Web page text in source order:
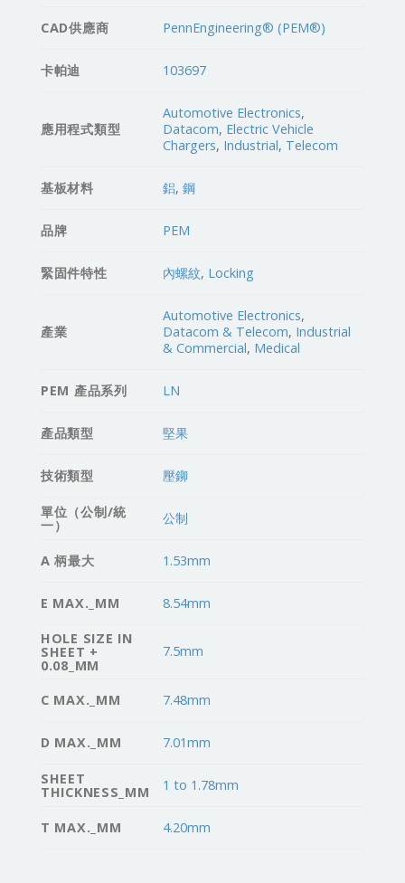
CAD供應商 PennEngineering® (PEM®)
卡帕迪 103697
應用程式類型
Automotive Electronics,
Datacom, Electric Vehicle
Chargers, Industrial, Telecom
基板材料 鋁,鋼
品牌 PEM
緊固件特性 內螺紋, Locking
產業
Automotive Electronics,
Datacom & Telecom, Industrial
& Commercial, Medical
PEM 產品系列 LN
產品類型 堅果
技術類型 壓鉚
單位（公制/統
一） 公制
A 柄最大 1.53mm
E MAX._MM 8.54mm
HOLE SIZE IN
SHEET +
0.08_MM
7.5mm
C MAX._MM 7.48mm
D MAX._MM 7.01mm
SHEET
THICKNESS_MM 1 to 1.78mm
T MAX._MM 4.20mm